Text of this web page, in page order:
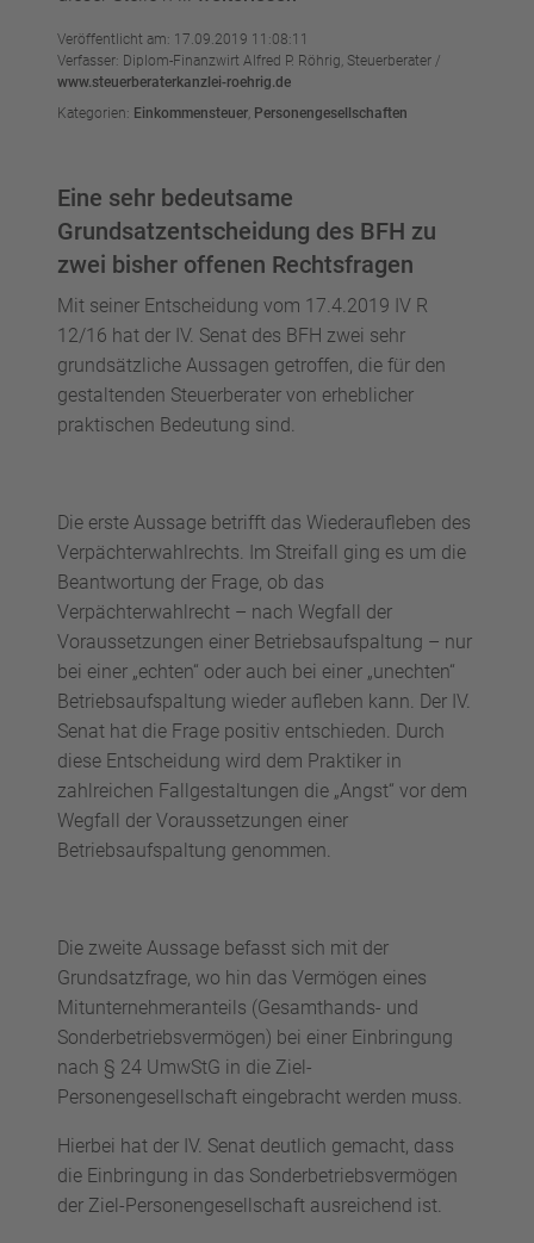
Veröffentlicht am: 17.09.2019 11:08:11
Verfasser: Diplom-Finanzwirt Alfred P. Röhrig, Steuerberater /
www.steuerberaterkanzlei-roehrig.de
Kategorien: Einkommensteuer, Personengesellschaften
Eine sehr bedeutsame
Grundsatzentscheidung des BFH zu
zwei bisher offenen Rechtsfragen
Mit seiner Entscheidung vom 17.4.2019 IV R
12/16 hat der IV. Senat des BFH zwei sehr
grundsätzliche Aussagen getroffen, die für den
gestaltenden Steuerberater von erheblicher
praktischen Bedeutung sind.
Die erste Aussage betrifft das Wiederaufleben des
Verpächterwahlrechts. Im Streifall ging es um die
Beantwortung der Frage, ob das
Verpächterwahlrecht – nach Wegfall der
Voraussetzungen einer Betriebsaufspaltung – nur
bei einer „echten“ oder auch bei einer „unechten“
Betriebsaufspaltung wieder aufleben kann. Der IV.
Senat hat die Frage positiv entschieden. Durch
diese Entscheidung wird dem Praktiker in
zahlreichen Fallgestaltungen die „Angst“ vor dem
Wegfall der Voraussetzungen einer
Betriebsaufspaltung genommen.
Die zweite Aussage befasst sich mit der
Grundsatzfrage, wo hin das Vermögen eines
Mitunternehmeranteils (Gesamthands- und
Sonderbetriebsvermögen) bei einer Einbringung
nach § 24 UmwStG in die Ziel-
Personengesellschaft eingebracht werden muss.
Hierbei hat der IV. Senat deutlich gemacht, dass
die Einbringung in das Sonderbetriebsvermögen
der Ziel-Personengesellschaft ausreichend ist.